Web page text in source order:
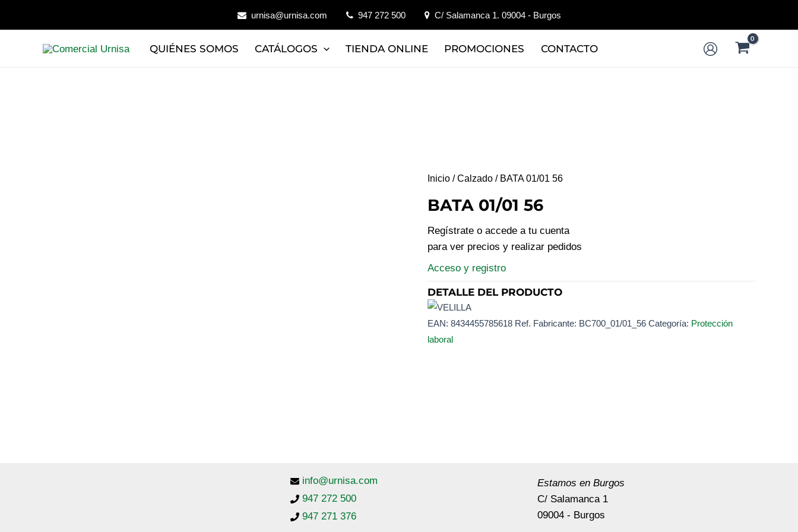
urnisa@urnisa.com 947 272 500 C/ Salamanca 1. 09004 - Burgos
QUIÉNES SOMOS CATÁLOGOS TIENDA ONLINE PROMOCIONES CONTACTO
Inicio /Calzado / BATA 01/01 56
BATA 01/01 56
Regístrate o accede a tu cuenta
para ver precios y realizar pedidos
Acceso y registro
DETALLE DEL PRODUCTO
EAN: 8434455785618 Ref. Fabricante: BC700_01/01_56 Categoría: Protección
laboral
info@urnisa.com
947 272 500
947 271 376
Estamos en Burgos
C/ Salamanca 1
09004 - Burgos